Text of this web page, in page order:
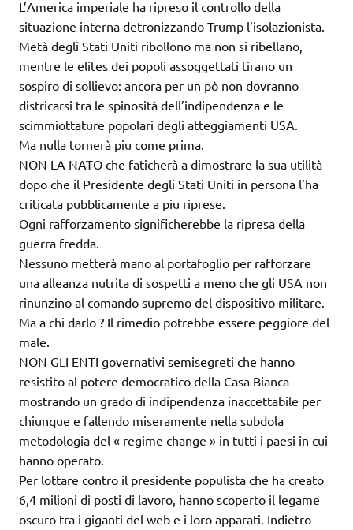
L’America imperiale ha ripreso il controllo della
situazione interna detronizzando Trump l’isolazionista.
Metà degli Stati Uniti ribollono ma non si ribellano,
mentre le elites dei popoli assoggettati tirano un
sospiro di sollievo: ancora per un pò non dovranno
districarsi tra le spinosità dell’indipendenza e le
scimmiottature popolari degli atteggiamenti USA.
Ma nulla tornerà piu come prima.
NON LA NATO che faticherà a dimostrare la sua utilità
dopo che il Presidente degli Stati Uniti in persona l’ha
criticata pubblicamente a piu riprese.
Ogni rafforzamento significherebbe la ripresa della
guerra fredda.
Nessuno metterà mano al portafoglio per rafforzare
una alleanza nutrita di sospetti a meno che gli USA non
rinunzino al comando supremo del dispositivo militare.
Ma a chi darlo ? Il rimedio potrebbe essere peggiore del
male.
NON GLI ENTI governativi semisegreti che hanno
resistito al potere democratico della Casa Bianca
mostrando un grado di indipendenza inaccettabile per
chiunque e fallendo miseramente nella subdola
metodologia del « regime change » in tutti i paesi in cui
hanno operato.
Per lottare contro il presidente populista che ha creato
6,4 milioni di posti di lavoro, hanno scoperto il legame
oscuro tra i giganti del web e i loro apparati. Indietro